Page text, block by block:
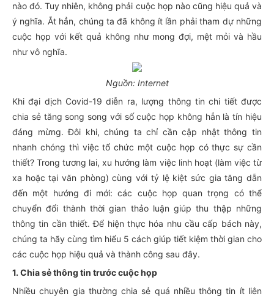
nào đó. Tuy nhiên, không phải cuộc họp nào cũng hiệu quả và
ý nghĩa. Ắt hẳn, chúng ta đã không ít lần phải tham dự những
cuộc họp với kết quả không như mong đợi, mệt mỏi và hầu
như vô nghĩa.
Nguồn: Internet
Khi đại dịch Covid-19 diễn ra, lượng thông tin chi tiết được
chia sẻ tăng song song với số cuộc họp không hẳn là tín hiệu
đáng mừng. Đôi khi, chúng ta chỉ cần cập nhật thông tin
nhanh chóng thì việc tổ chức một cuộc họp có thực sự cần
thiết? Trong tương lai, xu hướng làm việc linh hoạt (làm việc từ
xa hoặc tại văn phòng) cùng với tỷ lệ kiệt sức gia tăng dẫn
đến một hướng đi mới: các cuộc họp quan trọng có thể
chuyển đổi thành thời gian thảo luận giúp thu thập những
thông tin cần thiết. Để hiện thực hóa nhu cầu cấp bách này,
chúng ta hãy cùng tìm hiểu 5 cách giúp tiết kiệm thời gian cho
các cuộc họp hiệu quả và thành công sau đây.
1. Chia sẻ thông tin trước cuộc họp
Nhiều chuyên gia thường chia sẻ quá nhiều thông tin ít liên